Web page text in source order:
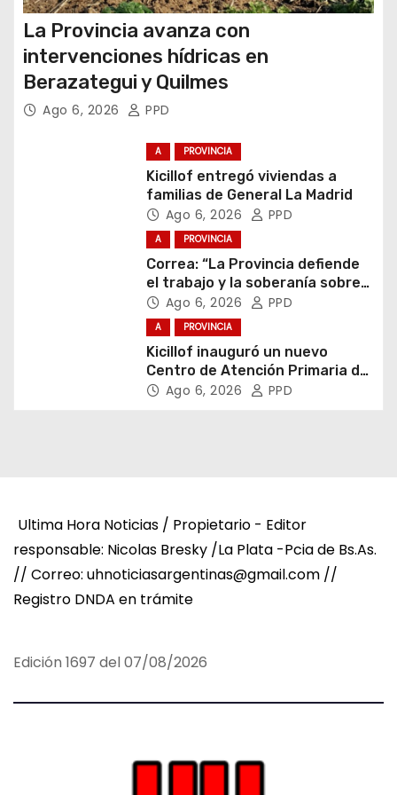
La Provincia avanza con
intervenciones hídricas en
Berazategui y Quilmes
Ago 6, 2026 PPD
A PROVINCIA
Kicillof entregó viviendas a
familias de General La Madrid
Ago 6, 2026 PPD
A PROVINCIA
Correa: “La Provincia defiende
el trabajo y la soberanía sobre
puertos y ríos”
Ago 6, 2026 PPD
A PROVINCIA
Kicillof inauguró un nuevo
Centro de Atención Primaria de
la Salud
Ago 6, 2026 PPD
Ultima Hora Noticias / Propietario - Editor
responsable: Nicolas Bresky /La Plata -Pcia de Bs.As.
// Correo: uhnoticiasargentinas@gmail.com //
Registro DNDA en trámite
Edición 1697 del 07/08/2026